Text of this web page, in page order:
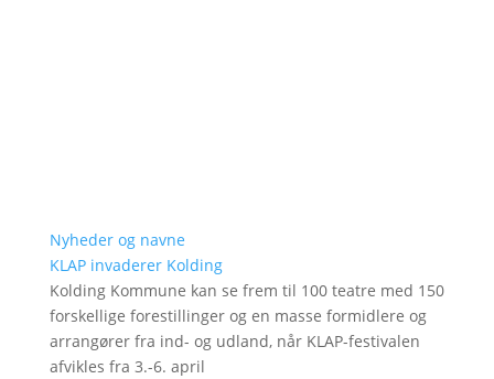
Nyheder og navne
KLAP invaderer Kolding
Kolding Kommune kan se frem til 100 teatre med 150
forskellige forestillinger og en masse formidlere og
arrangører fra ind- og udland, når KLAP-festivalen
afvikles fra 3.-6. april